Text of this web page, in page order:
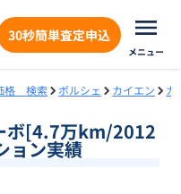
30秒簡単査定申込
メニュー
格 検索 ポルシェ カイエン カ
ボ[4.7万km/2012
ョン実績